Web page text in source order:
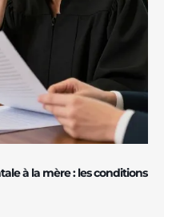
à la mère : les conditions